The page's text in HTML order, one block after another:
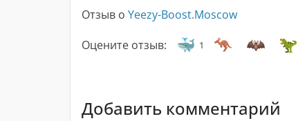
Отзыв о Yeezy-Boost.Moscow
Оцените отзыв:
1
Добавить комментарий